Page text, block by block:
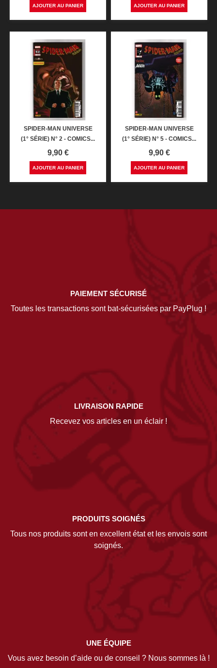
AJOUTER AU PANIER AJOUTER AU PANIER
SPIDER-MAN UNIVERSE
(1° SÉRIE) N° 2 - COMICS...
Prix
9,90 €
AJOUTER AU PANIER
SPIDER-MAN UNIVERSE
(1° SÉRIE) N° 5 - COMICS...
Prix
9,90 €
AJOUTER AU PANIER
PAIEMENT SÉCURISÉ
Toutes les transactions sont bat-sécurisées par PayPlug !
LIVRAISON RAPIDE
Recevez vos articles en un éclair !
PRODUITS SOIGNÉS
Tous nos produits sont en excellent état et les envois sont
soignés.
UNE ÉQUIPE
Vous avez besoin d’aide ou de conseil ? Nous sommes là !